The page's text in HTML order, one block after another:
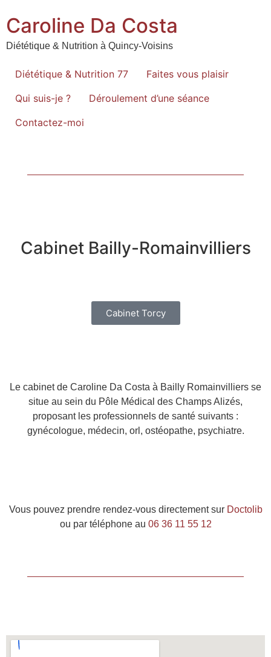
Caroline Da Costa
Diététique & Nutrition à Quincy-Voisins
Diététique & Nutrition 77
Faites vous plaisir
Qui suis-je ?
Déroulement d’une séance
Contactez-moi
Cabinet Bailly-Romainvilliers
Cabinet Torcy
Le cabinet de Caroline Da Costa à Bailly Romainvilliers se
situe au sein du Pôle Médical des Champs Alizés,
proposant les professionnels de santé suivants :
gynécologue, médecin, orl, ostéopathe, psychiatre.
Vous pouvez prendre rendez-vous directement sur Doctolib
ou par téléphone au 06 36 11 55 12